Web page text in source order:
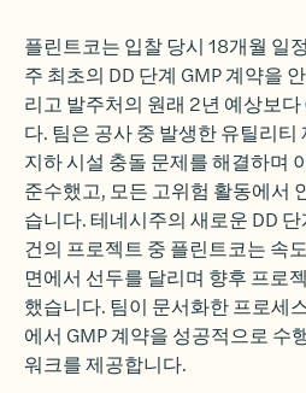
플린트코는 입찰 당시 18개월 일
주 최초의 DD 단계 GMP 계약을
리고 발주처의 원래 2년 예상보
다. 팀은 공사 중 발생한 유틸리티
지하 시설 충돌 문제를 해결하며
준수했고, 모든 고위험 활동에서
습니다. 테네시주의 새로운 DD
건의 프로젝트 중 플린트코는 속
면에서 선두를 달리며 향후 프로
했습니다. 팀이 문서화한 프로세
에서 GMP 계약을 성공적으로 수
워크를 제공합니다.